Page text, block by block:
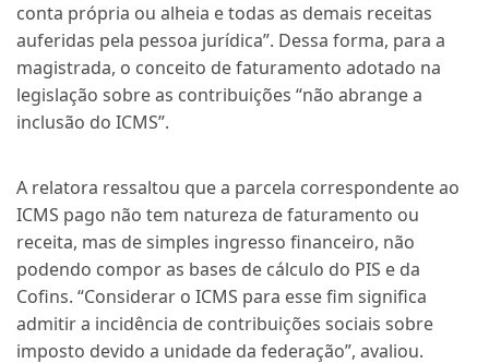
conta própria ou alheia e todas as demais receitas
auferidas pela pessoa jurídica”. Dessa forma, para a
magistrada, o conceito de faturamento adotado na
legislação sobre as contribuições “não abrange a
inclusão do ICMS”.
A relatora ressaltou que a parcela correspondente ao
ICMS pago não tem natureza de faturamento ou
receita, mas de simples ingresso financeiro, não
podendo compor as bases de cálculo do PIS e da
Cofins. “Considerar o ICMS para esse fim significa
admitir a incidência de contribuições sociais sobre
imposto devido a unidade da federação”, avaliou.